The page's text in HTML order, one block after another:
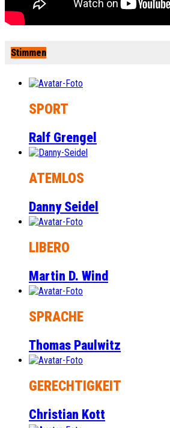
Stimmen
SPORT
Ralf Grengel
ATEMLOS
Danny Seidel
LIBERO
Martin D. Wind
SPRACHE
Thomas Paulwitz
GERECHTIGKEIT
Christian Kott